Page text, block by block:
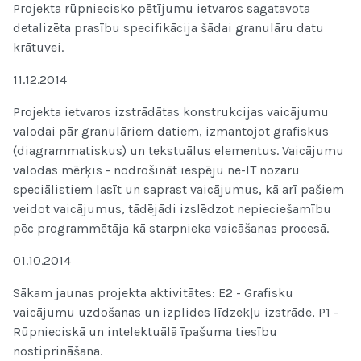
Projekta rūpniecisko pētījumu ietvaros sagatavota
detalizēta prasību specifikācija šādai granulāru datu
krātuvei.
11.12.2014
Projekta ietvaros izstrādātas konstrukcijas vaicājumu
valodai pār granulāriem datiem, izmantojot grafiskus
(diagrammatiskus) un tekstuālus elementus. Vaicājumu
valodas mērķis - nodrošināt iespēju ne-IT nozaru
speciālistiem lasīt un saprast vaicājumus, kā arī pašiem
veidot vaicājumus, tādējādi izslēdzot nepieciešamību
pēc programmētāja kā starpnieka vaicāšanas procesā.
01.10.2014
Sākam jaunas projekta aktivitātes: E2 - Grafisku
vaicājumu uzdošanas un izplides līdzekļu izstrāde, P1 -
Rūpnieciskā un intelektuālā īpašuma tiesību
nostiprināšana.